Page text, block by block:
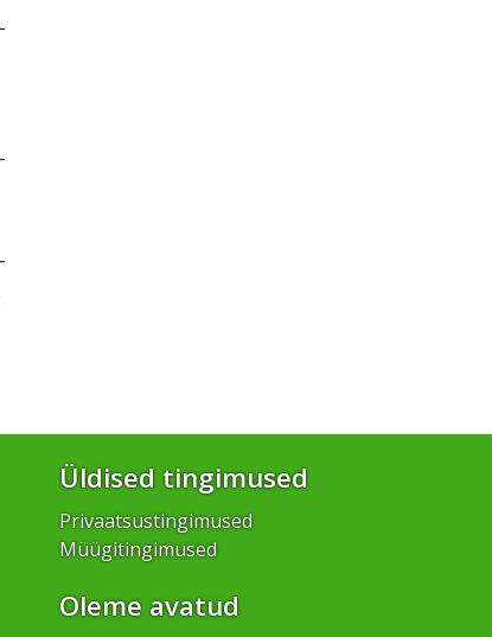
Üldised tingimused
Privaatsustingimused
Müügitingimused
Oleme avatud